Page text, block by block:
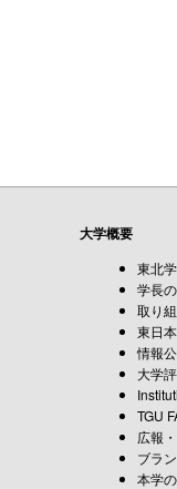
大学概要
東北
学長
取り
東日
情報
大学
TGU
広報
ブラ
本学